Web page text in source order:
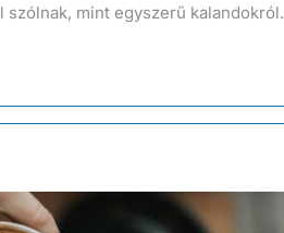
mint egyszerű kalandokról.